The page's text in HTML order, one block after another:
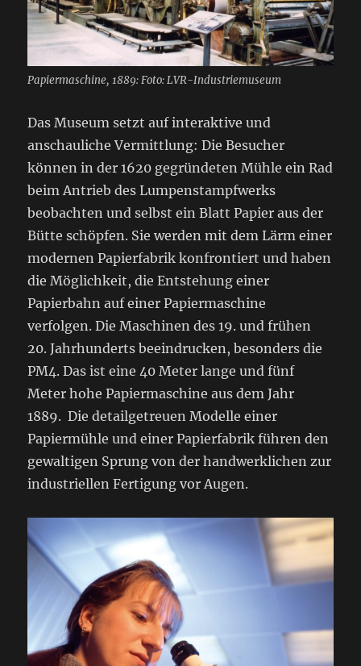
Papiermaschine, 1889: Foto: LVR-Industriemuseum
Das Museum setzt auf interaktive und
anschauliche Vermittlung: Die Besucher
können in der 1620 gegründeten Mühle ein Rad
beim Antrieb des Lumpenstampfwerks
beobachten und selbst ein Blatt Papier aus der
Bütte schöpfen. Sie werden mit dem Lärm einer
modernen Papierfabrik konfrontiert und haben
die Möglichkeit, die Entstehung einer
Papierbahn auf einer Papiermaschine
verfolgen. Die Maschinen des 19. und frühen
20. Jahrhunderts beeindrucken, besonders die
PM4. Das ist eine 40 Meter lange und fünf
Meter hohe Papiermaschine aus dem Jahr
1889. Die detailgetreuen Modelle einer
Papiermühle und einer Papierfabrik führen den
gewaltigen Sprung von der handwerklichen zur
industriellen Fertigung vor Augen.